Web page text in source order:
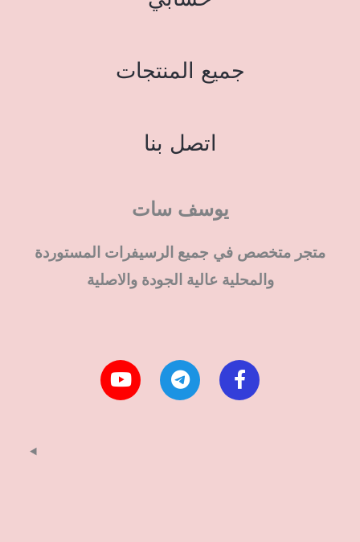
جميع المنتجات
اتصل بنا
يوسف سات
متجر متخصص في جميع الرسيفرات المستوردة
والمحلية عالية الجودة والاصلية